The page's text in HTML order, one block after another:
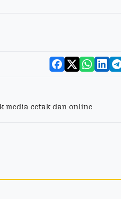
media cetak dan online